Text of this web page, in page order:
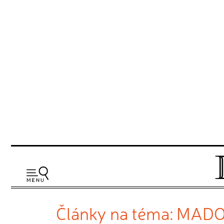
Články na téma: